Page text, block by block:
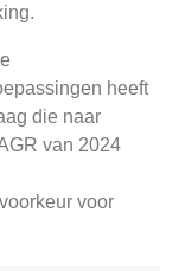
heeft
die naar
van 2024
voor